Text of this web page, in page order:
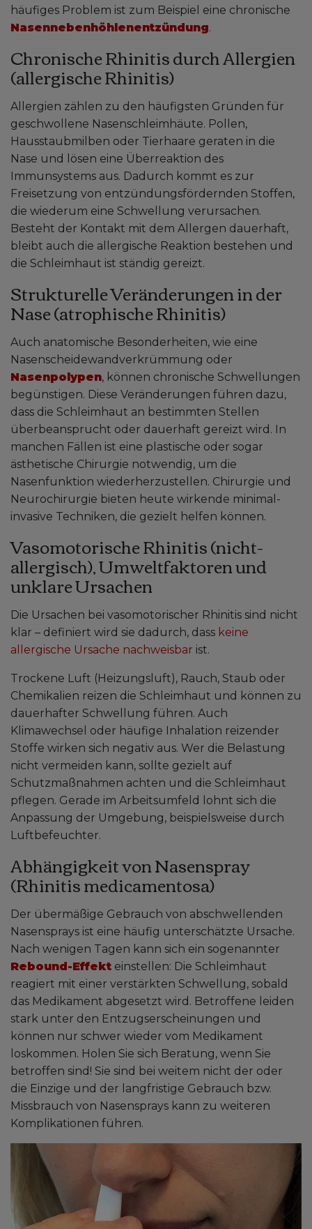
häufiges Problem ist zum Beispiel eine chronische
Nasennebenhöhlenentzündung.
Chronische Rhinitis durch Allergien
(allergische Rhinitis)
Allergien zählen zu den häufigsten Gründen für
geschwollene Nasenschleimhäute. Pollen,
Hausstaubmilben oder Tierhaare geraten in die
Nase und lösen eine Überreaktion des
Immunsystems aus. Dadurch kommt es zur
Freisetzung von entzündungsfördernden Stoffen,
die wiederum eine Schwellung verursachen.
Besteht der Kontakt mit dem Allergen dauerhaft,
bleibt auch die allergische Reaktion bestehen und
die Schleimhaut ist ständig gereizt.
Strukturelle Veränderungen in der
Nase (atrophische Rhinitis)
Auch anatomische Besonderheiten, wie eine
Nasenscheidewandverkrümmung oder
Nasenpolypen, können chronische Schwellungen
begünstigen. Diese Veränderungen führen dazu,
dass die Schleimhaut an bestimmten Stellen
überbeansprucht oder dauerhaft gereizt wird. In
manchen Fällen ist eine plastische oder sogar
ästhetische Chirurgie notwendig, um die
Nasenfunktion wiederherzustellen. Chirurgie und
Neurochirurgie bieten heute wirkende minimal-
invasive Techniken, die gezielt helfen können.
Vasomotorische Rhinitis (nicht-
allergisch), Umweltfaktoren und
unklare Ursachen
Die Ursachen bei vasomotorischer Rhinitis sind nicht
klar – definiert wird sie dadurch, dass keine
allergische Ursache nachweisbar ist.
Trockene Luft (Heizungsluft), Rauch, Staub oder
Chemikalien reizen die Schleimhaut und können zu
dauerhafter Schwellung führen. Auch
Klimawechsel oder häufige Inhalation reizender
Stoffe wirken sich negativ aus. Wer die Belastung
nicht vermeiden kann, sollte gezielt auf
Schutzmaßnahmen achten und die Schleimhaut
pflegen. Gerade im Arbeitsumfeld lohnt sich die
Anpassung der Umgebung, beispielsweise durch
Luftbefeuchter.
Abhängigkeit von Nasenspray
(Rhinitis medicamentosa)
Der übermäßige Gebrauch von abschwellenden
Nasensprays ist eine häufig unterschätzte Ursache.
Nach wenigen Tagen kann sich ein sogenannter
Rebound-Effekt einstellen: Die Schleimhaut
reagiert mit einer verstärkten Schwellung, sobald
das Medikament abgesetzt wird. Betroffene leiden
stark unter den Entzugserscheinungen und
können nur schwer wieder vom Medikament
loskommen. Holen Sie sich Beratung, wenn Sie
betroffen sind! Sie sind bei weitem nicht der oder
die Einzige und der langfristige Gebrauch bzw.
Missbrauch von Nasensprays kann zu weiteren
Komplikationen führen.